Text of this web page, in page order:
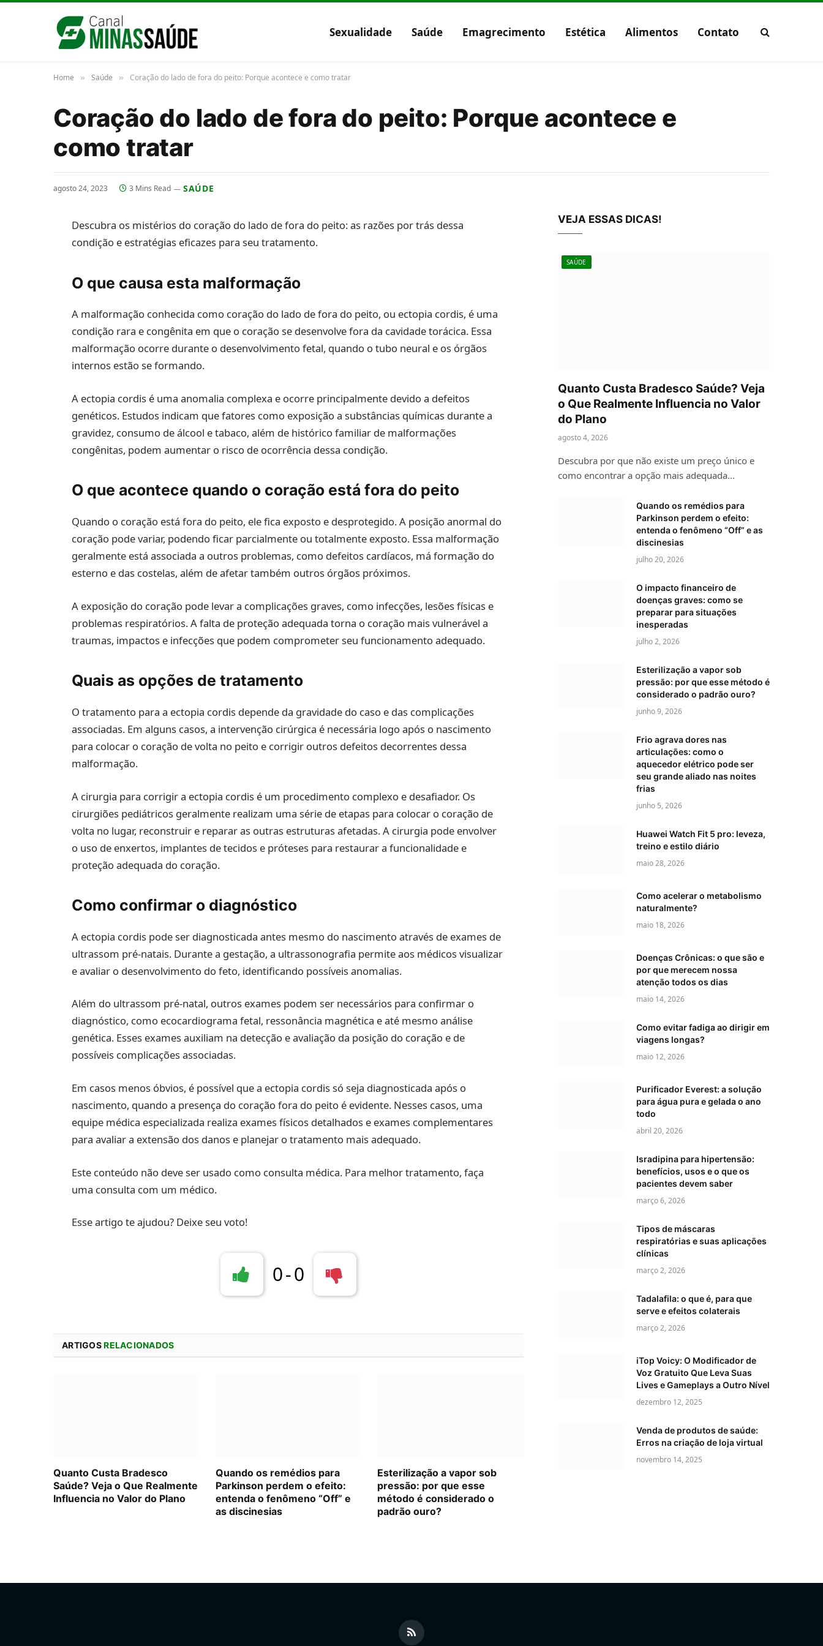
Sexualidade Saúde Emagrecimento Estética Alimentos Contato
Home » Saúde » Coração do lado de fora do peito: Porque acontece e como tratar
Coração do lado de fora do peito: Porque acontece e
como tratar
agosto 24, 2023 3 Mins Read SAÚDE
Descubra os mistérios do coração do lado de fora do peito: as razões por trás dessa
condição e estratégias eficazes para seu tratamento.
O que causa esta malformação
A malformação conhecida como coração do lado de fora do peito, ou ectopia cordis, é uma
condição rara e congênita em que o coração se desenvolve fora da cavidade torácica. Essa
malformação ocorre durante o desenvolvimento fetal, quando o tubo neural e os órgãos
internos estão se formando.
A ectopia cordis é uma anomalia complexa e ocorre principalmente devido a defeitos
genéticos. Estudos indicam que fatores como exposição a substâncias químicas durante a
gravidez, consumo de álcool e tabaco, além de histórico familiar de malformações
congênitas, podem aumentar o risco de ocorrência dessa condição.
O que acontece quando o coração está fora do peito
Quando o coração está fora do peito, ele fica exposto e desprotegido. A posição anormal do
coração pode variar, podendo ficar parcialmente ou totalmente exposto. Essa malformação
geralmente está associada a outros problemas, como defeitos cardíacos, má formação do
esterno e das costelas, além de afetar também outros órgãos próximos.
A exposição do coração pode levar a complicações graves, como infecções, lesões físicas e
problemas respiratórios. A falta de proteção adequada torna o coração mais vulnerável a
traumas, impactos e infecções que podem comprometer seu funcionamento adequado.
Quais as opções de tratamento
O tratamento para a ectopia cordis depende da gravidade do caso e das complicações
associadas. Em alguns casos, a intervenção cirúrgica é necessária logo após o nascimento
para colocar o coração de volta no peito e corrigir outros defeitos decorrentes dessa
malformação.
A cirurgia para corrigir a ectopia cordis é um procedimento complexo e desafiador. Os
cirurgiões pediátricos geralmente realizam uma série de etapas para colocar o coração de
volta no lugar, reconstruir e reparar as outras estruturas afetadas. A cirurgia pode envolver
o uso de enxertos, implantes de tecidos e próteses para restaurar a funcionalidade e
proteção adequada do coração.
Como confirmar o diagnóstico
A ectopia cordis pode ser diagnosticada antes mesmo do nascimento através de exames de
ultrassom pré-natais. Durante a gestação, a ultrassonografia permite aos médicos visualizar
e avaliar o desenvolvimento do feto, identificando possíveis anomalias.
Além do ultrassom pré-natal, outros exames podem ser necessários para confirmar o
diagnóstico, como ecocardiograma fetal, ressonância magnética e até mesmo análise
genética. Esses exames auxiliam na detecção e avaliação da posição do coração e de
possíveis complicações associadas.
Em casos menos óbvios, é possível que a ectopia cordis só seja diagnosticada após o
nascimento, quando a presença do coração fora do peito é evidente. Nesses casos, uma
equipe médica especializada realiza exames físicos detalhados e exames complementares
para avaliar a extensão dos danos e planejar o tratamento mais adequado.
Este conteúdo não deve ser usado como consulta médica. Para melhor tratamento, faça
uma consulta com um médico.
Esse artigo te ajudou? Deixe seu voto!
0-0
ARTIGOSRELACIONADOS
Quanto Custa Bradesco
Saúde? Veja o Que Realmente
Influencia no Valor do Plano
Quando os remédios para
Parkinson perdem o efeito:
entenda o fenômeno “Off” e
as discinesias
Esterilização a vapor sob
pressão: por que esse
método é considerado o
padrão ouro?
VEJA ESSAS DICAS!
SAÚDE
Quanto Custa Bradesco Saúde? Veja
o Que Realmente Influencia no Valor
do Plano
agosto 4, 2026
Descubra por que não existe um preço único e
como encontrar a opção mais adequada…
Quando os remédios para
Parkinson perdem o efeito:
entenda o fenômeno “Off” e as
discinesias
julho 20, 2026
O impacto financeiro de
doenças graves: como se
preparar para situações
inesperadas
julho 2, 2026
Esterilização a vapor sob
pressão: por que esse método é
considerado o padrão ouro?
junho 9, 2026
Frio agrava dores nas
articulações: como o
aquecedor elétrico pode ser
seu grande aliado nas noites
frias
junho 5, 2026
Huawei Watch Fit 5 pro: leveza,
treino e estilo diário
maio 28, 2026
Como acelerar o metabolismo
naturalmente?
maio 18, 2026
Doenças Crônicas: o que são e
por que merecem nossa
atenção todos os dias
maio 14, 2026
Como evitar fadiga ao dirigir em
viagens longas?
maio 12, 2026
Purificador Everest: a solução
para água pura e gelada o ano
todo
abril 20, 2026
Isradipina para hipertensão:
benefícios, usos e o que os
pacientes devem saber
março 6, 2026
Tipos de máscaras
respiratórias e suas aplicações
clínicas
março 2, 2026
Tadalafila: o que é, para que
serve e efeitos colaterais
março 2, 2026
iTop Voicy: O Modificador de
Voz Gratuito Que Leva Suas
Lives e Gameplays a Outro Nível
dezembro 12, 2025
Venda de produtos de saúde:
Erros na criação de loja virtual
novembro 14, 2025
RSS